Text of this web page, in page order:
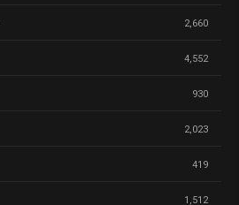
2,660
4,552
930
2,023
419
1,512